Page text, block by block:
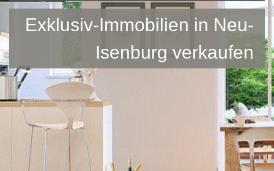
Exklusiv-Immobilien in Neu-
Isenburg verkaufen